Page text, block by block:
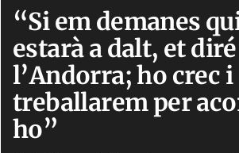
“Si em demanes
estarà a dalt, et diré
l’Andorra; ho crec i
treballarem per
ho”